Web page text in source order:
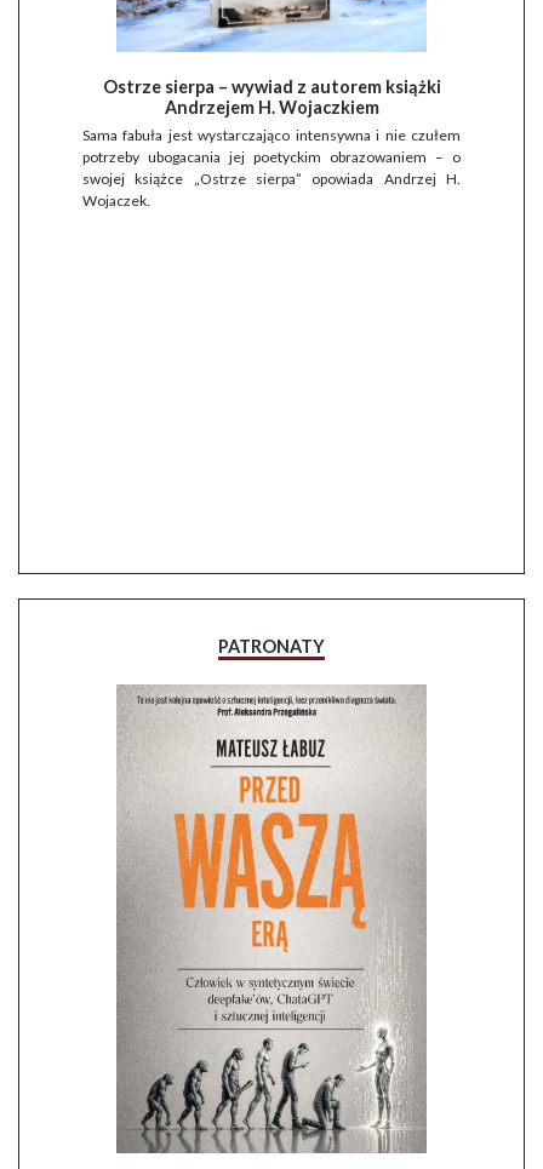
Ostrze sierpa – wywiad z autorem książki
Andrzejem H. Wojaczkiem
Sama fabuła jest wystarczająco intensywna i nie czułem
potrzeby ubogacania jej poetyckim obrazowaniem – o
swojej książce „Ostrze sierpa” opowiada Andrzej H.
Wojaczek.
PATRONATY